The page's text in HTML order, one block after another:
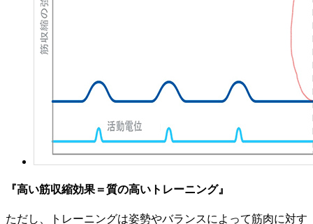
『高い筋収縮効果＝質の高いトレーニング』
ただし、トレーニングは姿勢やバランスによって筋肉に対す